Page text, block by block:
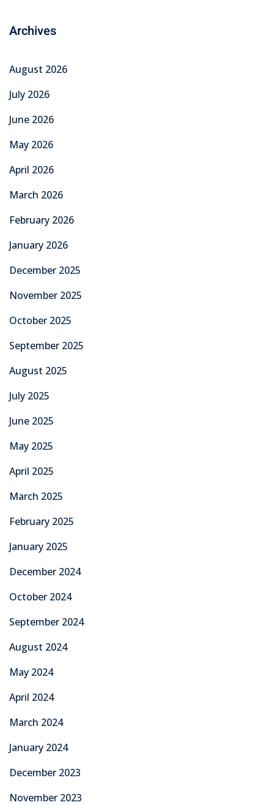
Archives
August 2026
July 2026
June 2026
May 2026
April 2026
March 2026
February 2026
January 2026
December 2025
November 2025
October 2025
September 2025
August 2025
July 2025
June 2025
May 2025
April 2025
March 2025
February 2025
January 2025
December 2024
October 2024
September 2024
August 2024
May 2024
April 2024
March 2024
January 2024
December 2023
November 2023